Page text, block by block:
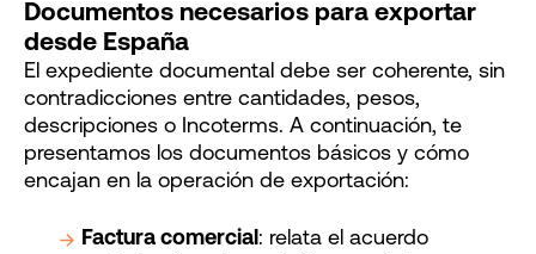
Documentos necesarios para exportar
desde España
El expediente documental debe ser coherente, sin
contradicciones entre cantidades, pesos,
descripciones o Incoterms. A continuación, te
presentamos los documentos básicos y cómo
encajan en la operación de exportación:
Factura comercial: relata el acuerdo